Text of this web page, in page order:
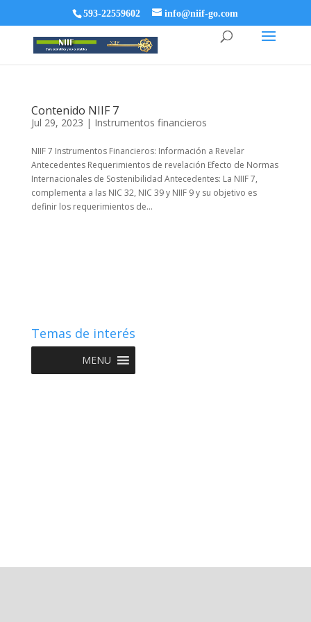
593-22559602 info@niif-go.com
Contenido NIIF 7
Jul 29, 2023 | Instrumentos financieros
NIIF 7 Instrumentos Financieros: Información a Revelar
Antecedentes Requerimientos de revelación Efecto de Normas
Internacionales de Sostenibilidad Antecedentes: La NIIF 7,
complementa a las NIC 32, NIC 39 y NIIF 9 y su objetivo es
definir los requerimientos de...
Temas de interés
MENU